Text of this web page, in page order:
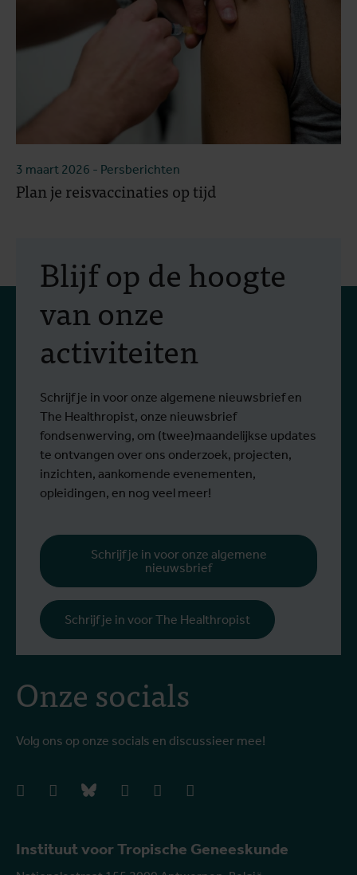
3 maart 2026 - Persberichten
Plan je reisvaccinaties op tijd
Instituut voor Tropische Geneeskunde
Onze socials
Volg ons op onze socials en discussieer mee!
facebookinstagrambluesky linkedIn youtube
Blijf op de hoogte
van onze
activiteiten
Schrijf je in voor onze algemene nieuwsbrief en
The Healthropist, onze nieuwsbrief
fondsenwerving, om (twee)maandelijkse updates
te ontvangen over ons onderzoek, projecten,
inzichten, aankomende evenementen,
opleidingen, en nog veel meer!
Schrijf je in voor onze algemene
nieuwsbrief
Schrijf je in voor The Healthropist